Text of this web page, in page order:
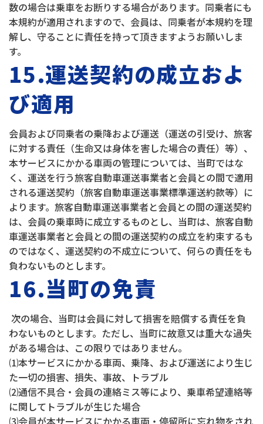
数の場合は乗車をお断りする場合があります。同乗者にも
本規約が適用されますので、会員は、同乗者が本規約を理
解し、守ることに責任を持って頂きますようお願いしま
す。
15.運送契約の成立およ
び適用
会員および同乗者の乗降および運送（運送の引受け、旅客
に対する責任（生命又は身体を害した場合の責任）等）、
本サービスにかかる車両の管理については、当町ではな
く、運送を行う旅客自動車運送事業者と会員との間で適用
される運送契約（旅客自動車運送事業標準運送約款等）に
よります。旅客自動車運送事業者と会員との間の運送契約
は、会員の乗車時に成立するものとし、当町は、旅客自動
車運送事業者と会員との間の運送契約の成立を約束するも
のではなく、運送契約の不成立について、何らの責任をも
負わないものとします。
16.当町の免責
次の場合、当町は会員に対して損害を賠償する責任を負
わないものとします。ただし、当町に故意又は重大な過失
がある場合は、この限りではありません。
⑴本サービスにかかる車両、乗降、および運送により生じ
た一切の損害、損失、事故、トラブル
⑵通信不具合・会員の連絡ミス等により、乗車希望連絡等
に関してトラブルが生じた場合
⑶会員が本サービスにかかる車両・停留所に忘れ物をされ